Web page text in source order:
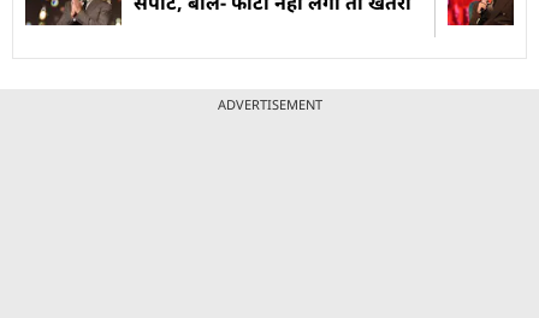
ADVERTISEMENT